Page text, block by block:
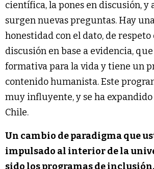
científica, la pones en discusión, y
surgen nuevas preguntas. Hay
honestidad con el dato, de respeto
discusión en base a evidencia,
formativa para la vida y tiene un
contenido humanista. Este
muy influyente, y se ha expandido
Chile.
Un cambio de paradigma que
impulsado al interior de la
sido los programas de